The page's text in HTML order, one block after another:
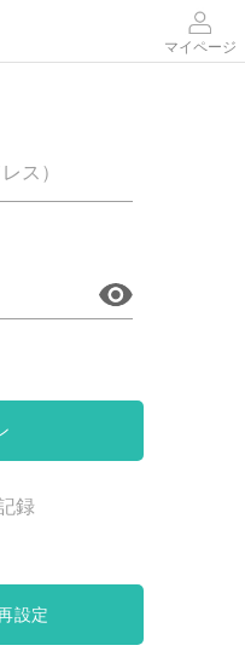
マイページ
ス）
録
設定